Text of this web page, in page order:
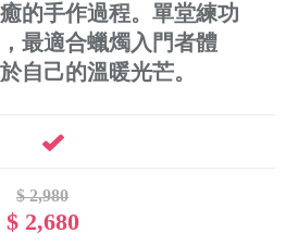
的手作過程。單堂練功
最適合蠟燭入門者體
自己的溫暖光芒。
$ 2,980
$ 2,680